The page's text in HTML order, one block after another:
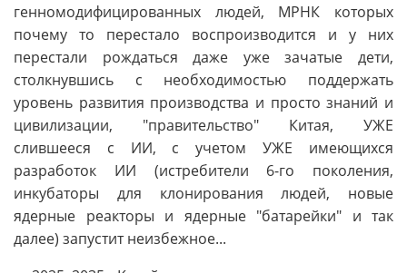
генномодифицированных людей, МРНК которых
почему то перестало воспроизводится и у них
перестали рождаться даже уже зачатые дети,
столкнувшись с необходимостью поддержать
уровень развития производства и просто знаний и
цивилизации, "правительство" Китая, УЖЕ
слившееся с ИИ, с учетом УЖЕ имеющихся
разработок ИИ (истребители 6-го поколения,
инкубаторы для клонирования людей, новые
ядерные реакторы и ядерные "батарейки" и так
далее) запустит неизбежное...